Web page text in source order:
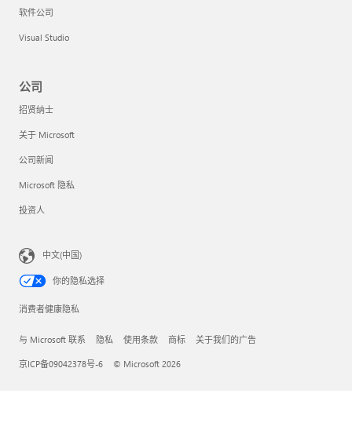
软件公司
Visual Studio
公司
招贤纳士
关于 Microsoft
公司新闻
Microsoft 隐私
投资人
中文(中国)
你的隐私选择
消费者健康隐私
与 Microsoft 联系 隐私 使用条款 商标 关于我们的广告
京ICP备09042378号-6 © Microsoft 2026